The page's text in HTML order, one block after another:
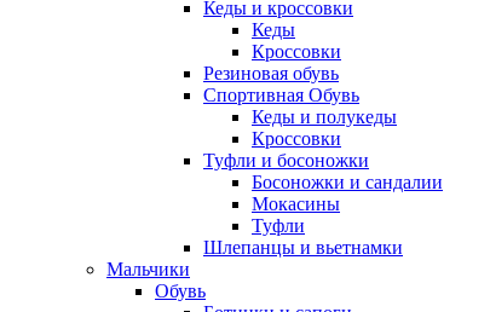
Кеды и кроссовки
Кеды
Кроссовки
Резиновая обувь
Спортивная Обувь
Кеды и полукеды
Кроссовки
Туфли и босоножки
Босоножки и сандалии
Мокасины
Туфли
Шлепанцы и вьетнамки
Мальчики
Обувь